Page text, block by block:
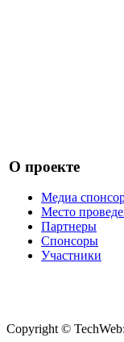
О проекте
Медиа
Место
Партнеры
Спонсоры
Участники
Copyright ©